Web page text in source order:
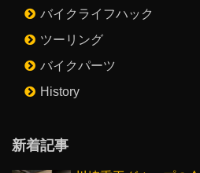
バイクライフハック
ツーリング
バイクパーツ
History
新着記事